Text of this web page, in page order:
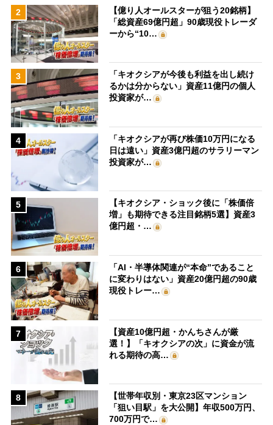
2
【億り人オールスターが狙う20銘柄】
「総資産69億円超」90歳現役トレーダ
ーから“10…
3
「キオクシアが今後も利益を出し続け
るかは分からない」資産11億円の個人
投資家が…
4
「キオクシアが再び株価10万円になる
日は遠い」資産3億円超のサラリーマン
投資家が…
5
【キオクシア・ショック後に「株価倍
増」も期待できる注目銘柄5選】資産3
億円超・…
6
「AI・半導体関連が“本命”であること
に変わりはない」資産20億円超の90歳
現役トレー…
7
【資産10億円超・かんちさんが厳
選！】「キオクシアの次」に資金が流
れる期待の高…
8
【世帯年収別・東京23区マンション
「狙い目駅」を大公開】年収500万円、
700万円で…